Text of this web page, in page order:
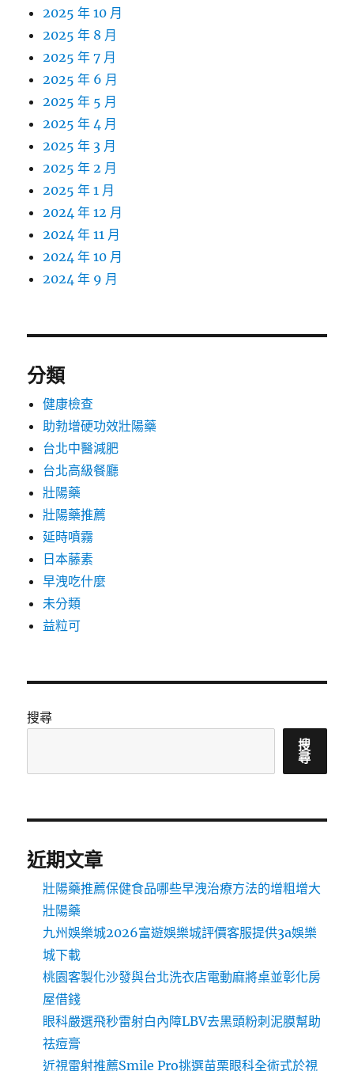
2025 年 10 月
2025 年 8 月
2025 年 7 月
2025 年 6 月
2025 年 5 月
2025 年 4 月
2025 年 3 月
2025 年 2 月
2025 年 1 月
2024 年 12 月
2024 年 11 月
2024 年 10 月
2024 年 9 月
分類
健康檢查
助勃增硬功效壯陽藥
台北中醫減肥
台北高級餐廳
壯陽藥
壯陽藥推薦
延時噴霧
日本藤素
早洩吃什麼
未分類
益粒可
搜尋
搜
尋
近期文章
壯陽藥推薦保健食品哪些早洩治療方法的增粗增大
壯陽藥
九州娛樂城2026富遊娛樂城評價客服提供3a娛樂
城下載
桃園客製化沙發與台北洗衣店電動麻將桌並彰化房
屋借錢
眼科嚴選飛秒雷射白內障LBV去黑頭粉刺泥膜幫助
祛痘膏
近視雷射推薦Smile Pro挑選苗栗眼科全術式於視